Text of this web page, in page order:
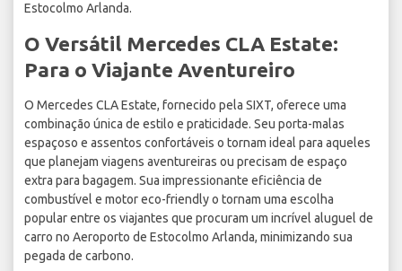
Estocolmo Arlanda.
O Versátil Mercedes CLA Estate:
Para o Viajante Aventureiro
O Mercedes CLA Estate, fornecido pela SIXT, oferece uma
combinação única de estilo e praticidade. Seu porta-malas
espaçoso e assentos confortáveis o tornam ideal para aqueles
que planejam viagens aventureiras ou precisam de espaço
extra para bagagem. Sua impressionante eficiência de
combustível e motor eco-friendly o tornam uma escolha
popular entre os viajantes que procuram um incrível aluguel de
carro no Aeroporto de Estocolmo Arlanda, minimizando sua
pegada de carbono.